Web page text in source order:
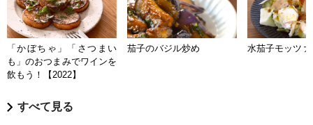
「かぼちゃ」「さつまい
も」のおつまみでワインを
飲もう！【2022】
茄子のバジル炒め 水茄子モッツァ
すべて見る